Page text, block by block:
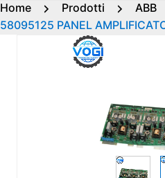
Home Prodotti ABB
58095125 PANEL